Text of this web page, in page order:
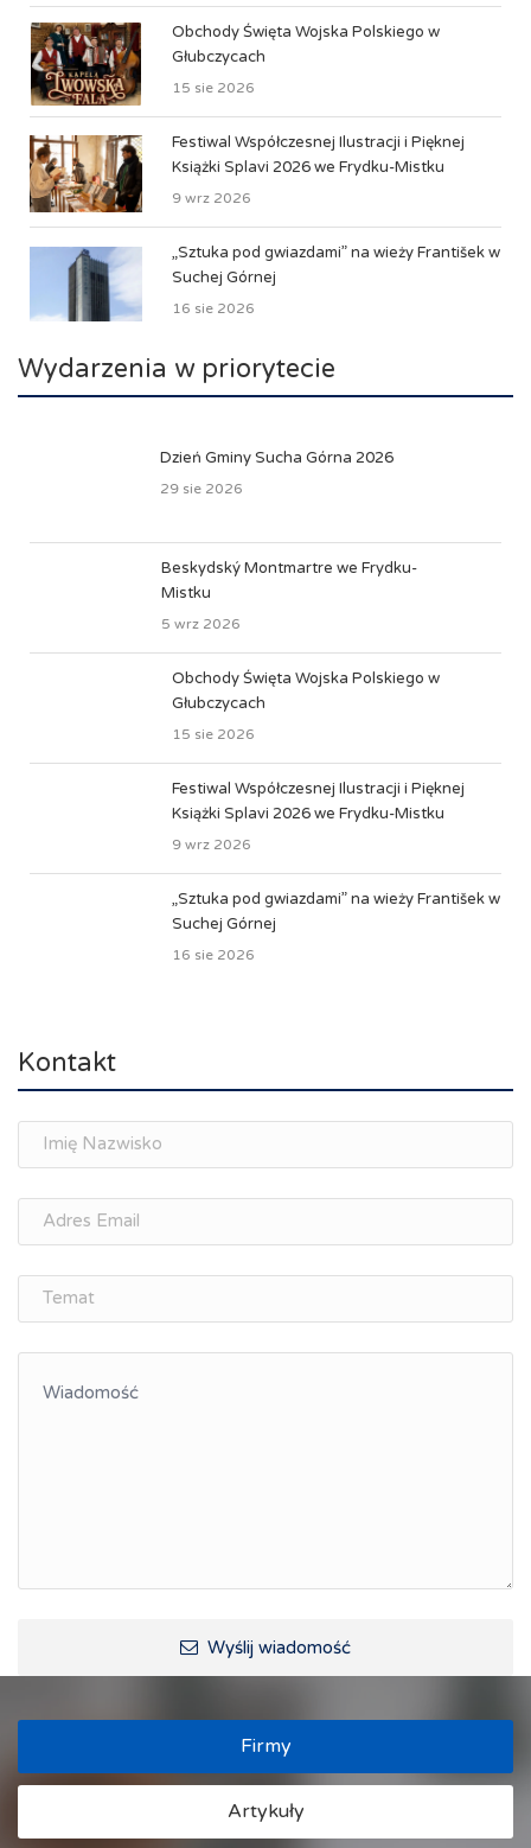
Obchody Święta Wojska Polskiego w
Głubczycach
15 sie 2026
Festiwal Współczesnej Ilustracji i Pięknej
Książki Splavi 2026 we Frydku-Mistku
9 wrz 2026
„Sztuka pod gwiazdami” na wieży František w
Suchej Górnej
16 sie 2026
Wydarzenia w priorytecie
Dzień Gminy Sucha Górna 2026
29 sie 2026
Beskydský Montmartre we Frydku-
Mistku
5 wrz 2026
Obchody Święta Wojska Polskiego w
Głubczycach
15 sie 2026
Festiwal Współczesnej Ilustracji i Pięknej
Książki Splavi 2026 we Frydku-Mistku
9 wrz 2026
„Sztuka pod gwiazdami” na wieży František w
Suchej Górnej
16 sie 2026
Kontakt
Wyślij wiadomość
Firmy
Artykuły